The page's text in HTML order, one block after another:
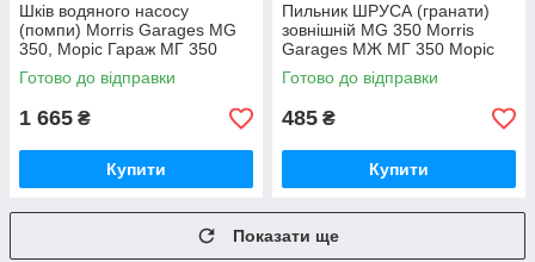
Шків водяного насосу
(помпи) Morris Garages MG
350, Моріс Гараж МГ 350
Готово до відправки
1 665 ₴
Купити
Пильник ШРУСА (гранати)
зовнішній MG 350 Morris
Garages МЖ МГ 350 Моріс
Морис Гараж
Готово до відправки
485 ₴
Купити
Показати ще